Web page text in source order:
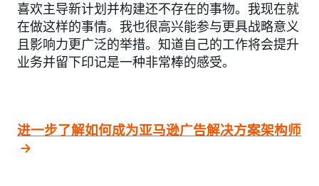
喜欢主导新计划并构建还不存在的事物。我现在就
在做这样的事情。我也很高兴能参与更具战略意义
且影响力更广泛的举措。知道自己的工作将会提升
业务并留下印记是一种非常棒的感受。
进一步了解如何成为亚马逊广告解决方案架构师